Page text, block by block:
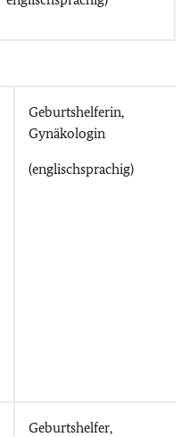
Geburtshelferin,
Gynäkologin
(englischsprachig)
Geburtshelfer,